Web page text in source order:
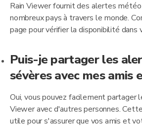
Rain Viewer fournit des alertes
nombreux pays à travers le monde.
page pour vérifier la disponibilité dans
Puis-je partager les
sévères avec mes amis
Oui, vous pouvez facilement partager
Viewer avec d'autres personnes.
utile pour s'assurer que vos amis et